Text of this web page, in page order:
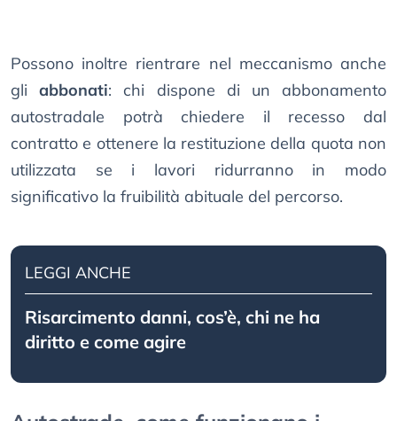
Possono inoltre rientrare nel meccanismo anche
gliabbonati: chi dispone di un abbonamento
autostradale potrà chiedere il recesso dal
contratto e ottenere la restituzione della quota non
utilizzata se i lavori ridurranno in modo
significativo la fruibilità abituale del percorso.
LEGGI ANCHE
Risarcimento danni, cos’è, chi ne ha
diritto e come agire